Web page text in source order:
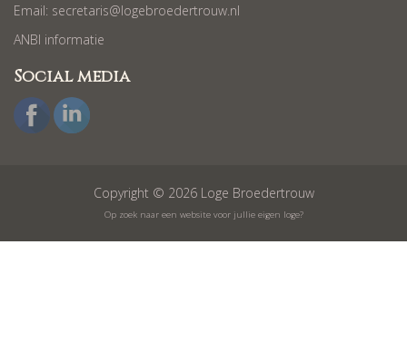
Email: secretaris@logebroedertrouw.nl
ANBI informatie
Social media
Copyright © 2026 Loge Broedertrouw
Op zoek naar een website voor jullie eigen loge?